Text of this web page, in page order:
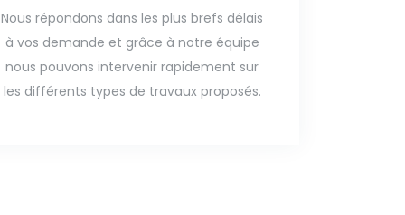
Nous répondons dans les plus brefs délais
à vos demande et grâce à notre équipe
nous pouvons intervenir rapidement sur
les différents types de travaux proposés.